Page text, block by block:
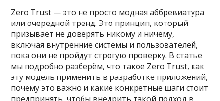
Zero Trust — это не просто модная аббревиатура
или очередной тренд. Это принцип, который
призывает не доверять никому и ничему,
включая внутренние системы и пользователей,
пока они не пройдут строгую проверку. В статье
мы подробно разберём, что такое Zero Trust, как
эту модель применить в разработке приложений,
почему это важно и какие конкретные шаги стоит
предпринять, чтобы внедрить такой подход в